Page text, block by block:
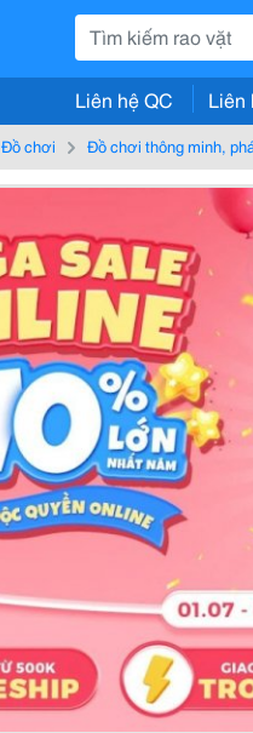
Liên hệ QC Liên
Đồ chơi Đồ chơi thông minh,